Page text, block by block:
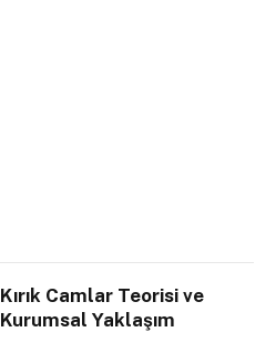
Kırık Camlar Teorisi ve
Kurumsal Yaklaşım